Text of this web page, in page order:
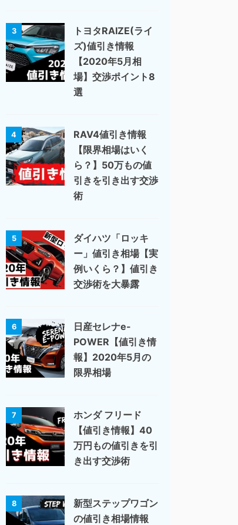
3
トヨタRAIZE(ライ
ズ)値引き情報
【2020年5月相
場】交渉ポイント8
選
4
RAV4値引き情報
【限界相場はいく
ら？】50万もの値
引きを引き出す交渉
術
5
ダイハツ「ロッキ
ー」値引き相場【実
例いくら？】値引き
交渉術を大暴露
6
日産セレナe-
POWER【値引き情
報】2020年5月の
限界相場
7
ホンダ フリード
【値引き情報】40
万円もの値引きを引
き出す交渉術
8
新型ステップワゴン
の値引き相場情報